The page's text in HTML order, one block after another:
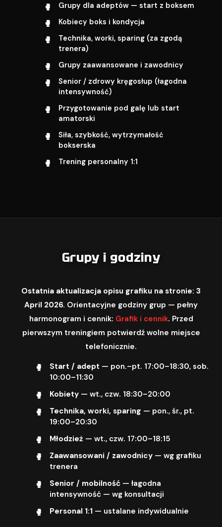
Grupy dla adeptów — start z boksem
Kobiecy boks i kondycja
Technika, worki, sparing (za zgodą
trenera)
Grupy zaawansowane i zawodnicy
Senior / zdrowy kręgosłup (łagodna
intensywność)
Przygotowanie pod galę lub start
amatorski
Siła, szybkość, wytrzymałość
bokserska
Trening personalny 1:1
Grupy i godziny
Ostatnia aktualizacja opisu grafiku na stronie: 3
April 2026. Orientacyjne godziny grup — pełny
harmonogram i cennik: Grafik i cennik. Przed
pierwszym treningiem potwierdź wolne miejsce
telefonicznie.
Start / adept — pon.–pt. 17:00–18:30, sob.
10:00–11:30
Kobiety— wt., czw. 18:30–20:00
Technika, worki, sparing — pon., śr., pt.
19:00–20:30
Młodzież — wt., czw. 17:00–18:15
Zaawansowani / zawodnicy— wg grafiku
trenera
Senior / mobilność— łagodna
intensywność — wg konsultacji
Personal 1:1 — ustalane indywidualnie